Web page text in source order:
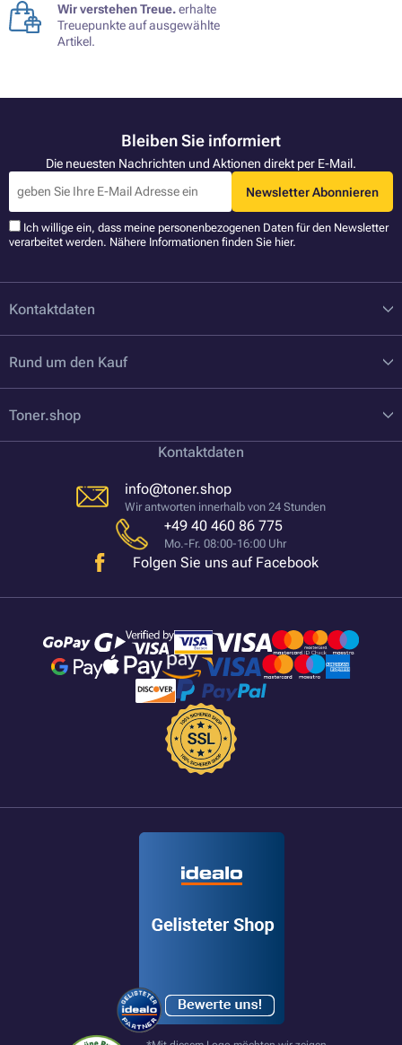
Wir verstehen Treue.erhalte
Treuepunkte auf ausgewählte
Artikel.
Bleiben Sie informiert
Die neuesten Nachrichten und Aktionen direkt per E-Mail.
Newsletter Abonnieren
Ich willige ein, dass meine personenbezogenen Daten für den Newsletter
verarbeitet werden. Nähere Informationen finden Sie hier.
Kontaktdaten
Rund um den Kauf
Toner.shop
Kontaktdaten
info@toner.shop
Wir antworten innerhalb von 24 Stunden
+49 40 460 86 775
Mo.-Fr. 08:00-16:00 Uhr
Folgen Sie uns auf Facebook